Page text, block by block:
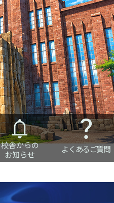
校舎からの
お知らせ
よくあるご質問